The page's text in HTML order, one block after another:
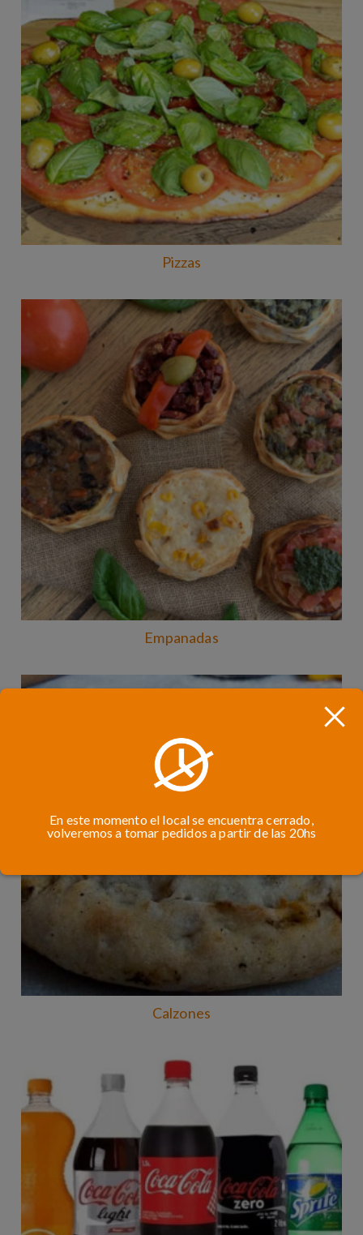
Pizzas
Empanadas
Calzones
En este momento el local se encuentra cerrado,
volveremos a tomar pedidos a partir de las 20hs